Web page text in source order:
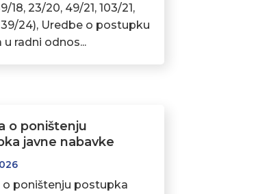
18, 23/20, 49/21, 103/21,
24), Uredbe o postupku
u radni odnos...
o poništenju
javne nabavke
o poništenju postupka